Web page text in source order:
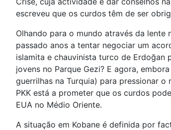
escreveu que os curdos têm de ser
Olhando para o mundo através da
passado anos a tentar negociar um
islamita e chauvinista turco de Erdoğan
jovens no Parque Gezi? E agora,
guerrilhas na Turquia) para pressionar
PKK está a prometer que os curdos
EUA no Médio Oriente.
A situação em Kobane é definida por